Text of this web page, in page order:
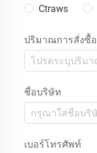
Ctraws
ปริมาณการสั่งซื้
ชื่อบริษัท
เบอร์โทรศัพท์